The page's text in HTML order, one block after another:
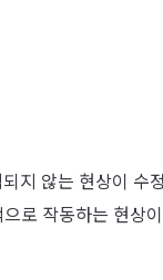
지 않는 현상이 수
로 작동하는 현상